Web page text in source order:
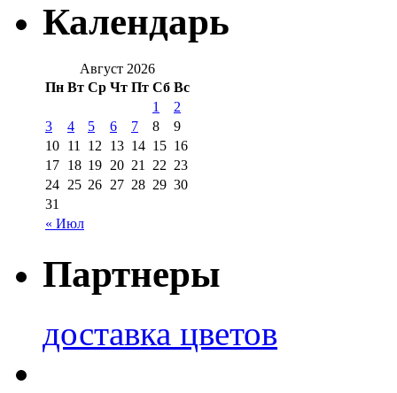
Календарь
Август 2026
Пн Вт Ср Чт Пт Сб Вс
« Июл
1
2
3
4 5 6 7 8
9
10 11 12 13 14 15 16
17 18 19 20 21 22 23
24 25 26 27 28 29 30
31
Партнеры
доставка цветов